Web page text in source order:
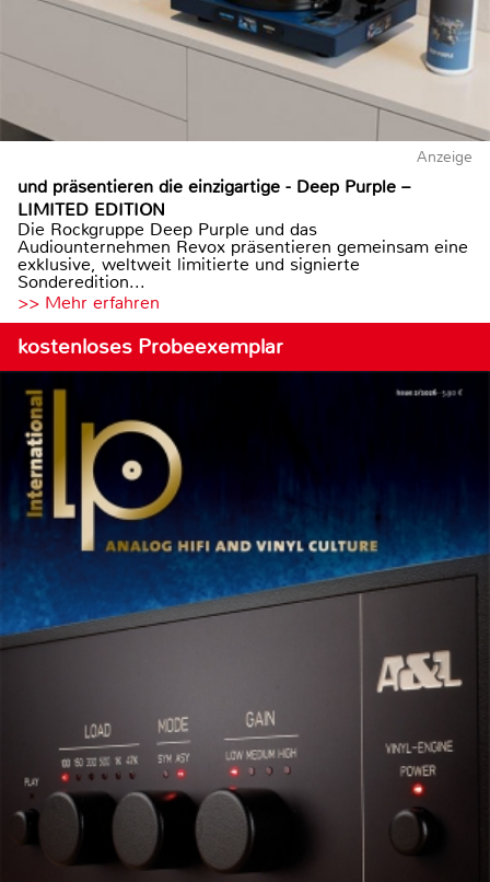
Anzeige
und präsentieren die einzigartige - Deep Purple –
LIMITED EDITION
Die Rockgruppe Deep Purple und das
Audiounternehmen Revox präsentieren gemeinsam eine
exklusive, weltweit limitierte und signierte
Sonderedition...
>> Mehr erfahren
kostenloses Probeexemplar